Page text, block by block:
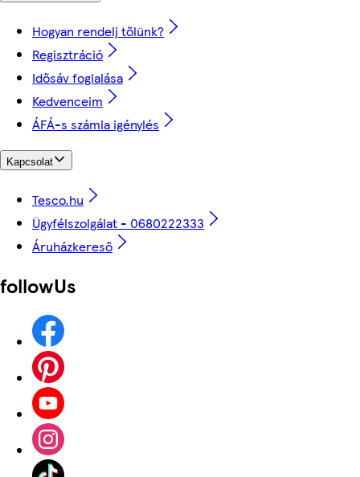
Hogyan rendelj tőlünk?
Regisztráció
Idősáv foglalása
Kedvenceim
ÁFÁ-s számla igénylés
Kapcsolat
Tesco.hu
Ügyfélszolgálat - 0680222333
Áruházkereső
followUs